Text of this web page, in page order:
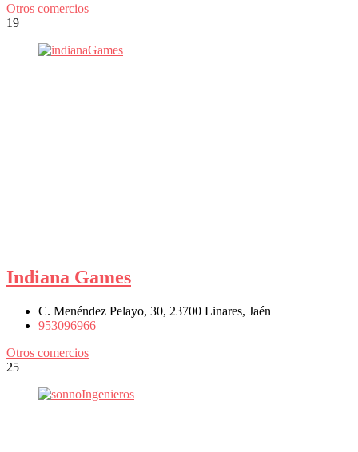
Otros comercios
19
Indiana Games
C. Menéndez Pelayo, 30, 23700 Linares, Jaén
953096966
Otros comercios
25